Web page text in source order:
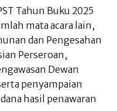
Tahun Buku 2025
mata acara lain,
dan Pengesahan
Perseroan,
Dewan
penyampaian
hasil penawaran